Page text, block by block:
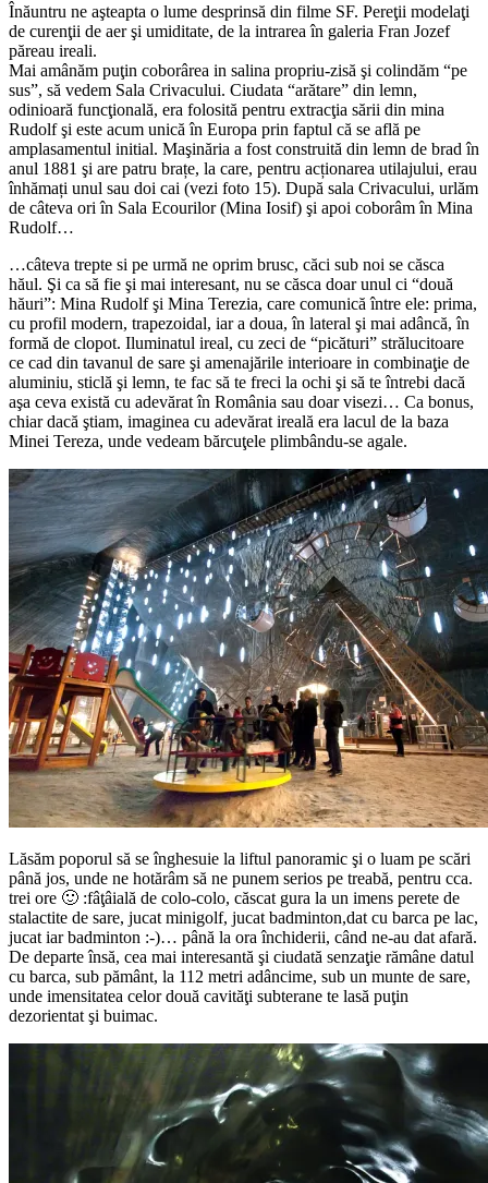
Înăuntru ne aşteapta o lume desprinsă din filme SF. Pereţii modelaţi
de curenţii de aer şi umiditate, de la intrarea în galeria Fran Jozef
păreau ireali.
Mai amânăm puţin coborârea in salina propriu-zisă şi colindăm “pe
sus”, să vedem Sala Crivacului. Ciudata “arătare” din lemn,
odinioară funcţională, era folosită pentru extracţia sării din mina
Rudolf şi este acum unică în Europa prin faptul că se află pe
amplasamentul initial. Maşinăria a fost construită din lemn de brad în
anul 1881 şi are patru brațe, la care, pentru acționarea utilajului, erau
înhămați unul sau doi cai (vezi foto 15). După sala Crivacului, urlăm
de câteva ori în Sala Ecourilor (Mina Iosif) şi apoi coborâm în Mina
Rudolf…
…câteva trepte si pe urmă ne oprim brusc, căci sub noi se căsca
hăul. Şi ca să fie şi mai interesant, nu se căsca doar unul ci “două
hăuri”: Mina Rudolf şi Mina Terezia, care comunică între ele: prima,
cu profil modern, trapezoidal, iar a doua, în lateral şi mai adâncă, în
formă de clopot. Iluminatul ireal, cu zeci de “picături” strălucitoare
ce cad din tavanul de sare şi amenajările interioare in combinaţie de
aluminiu, sticlă şi lemn, te fac să te freci la ochi şi să te întrebi dacă
aşa ceva există cu adevărat în România sau doar visezi… Ca bonus,
chiar dacă ştiam, imaginea cu adevărat ireală era lacul de la baza
Minei Tereza, unde vedeam bărcuţele plimbându-se agale.
Lăsăm poporul să se înghesuie la liftul panoramic şi o luam pe scări
până jos, unde ne hotărâm să ne punem serios pe treabă, pentru cca.
trei ore 🙂 :fâţâială de colo-colo, căscat gura la un imens perete de
stalactite de sare, jucat minigolf, jucat badminton,dat cu barca pe lac,
jucat iar badminton :-)… până la ora închiderii, când ne-au dat afară.
De departe însă, cea mai interesantă şi ciudată senzaţie rămâne datul
cu barca, sub pământ, la 112 metri adâncime, sub un munte de sare,
unde imensitatea celor două cavităţi subterane te lasă puţin
dezorientat şi buimac.